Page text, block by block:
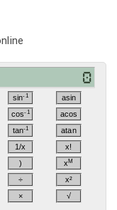
sin-1
asin
cos-1
acos
tan-1
atan
1/x
x!
) xM
÷
x²
×
√